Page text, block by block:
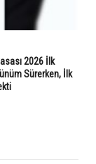
2026 İlk
Sürerken, İlk